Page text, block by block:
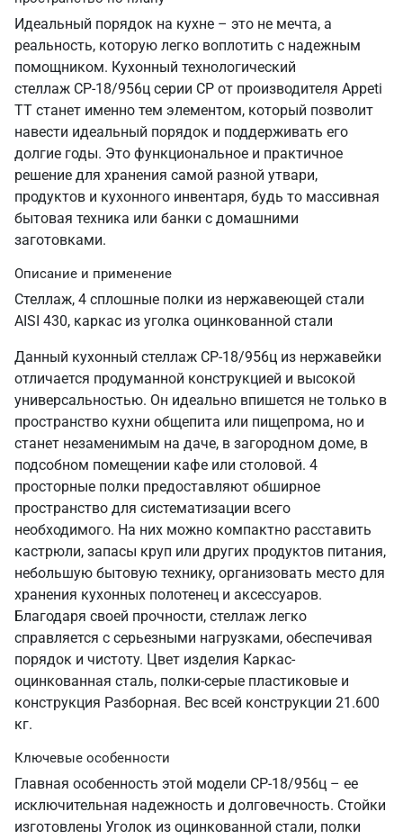
Идеальный порядок на кухне – это не мечта, а
реальность, которую легко воплотить с надежным
помощником. Кухонный технологический
стеллаж СР-18/956ц серии СР от производителя Appeti
ТТ станет именно тем элементом, который позволит
навести идеальный порядок и поддерживать его
долгие годы. Это функциональное и практичное
решение для хранения самой разной утвари,
продуктов и кухонного инвентаря, будь то массивная
бытовая техника или банки с домашними
заготовками.
Описание и применение
Стеллаж, 4 сплошные полки из нержавеющей стали
AISI 430, каркас из уголка оцинкованной стали
Данный кухонный стеллаж СР-18/956ц из нержавейки
отличается продуманной конструкцией и высокой
универсальностью. Он идеально впишется не только в
пространство кухни общепита или пищепрома, но и
станет незаменимым на даче, в загородном доме, в
подсобном помещении кафе или столовой. 4
просторные полки предоставляют обширное
пространство для систематизации всего
необходимого. На них можно компактно расставить
кастрюли, запасы круп или других продуктов питания,
небольшую бытовую технику, организовать место для
хранения кухонных полотенец и аксессуаров.
Благодаря своей прочности, стеллаж легко
справляется с серьезными нагрузками, обеспечивая
порядок и чистоту. Цвет изделия Каркас-
оцинкованная сталь, полки-серые пластиковые и
конструкция Разборная. Вес всей конструкции 21.600
кг.
Ключевые особенности
Главная особенность этой модели СР-18/956ц – ее
исключительная надежность и долговечность. Стойки
изготовлены Уголок из оцинкованной стали, полки